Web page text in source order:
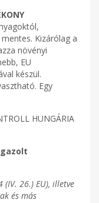
Kizárólag a
növényi
EU
készül.
Egy
HUNGÁRIA
(IV. 26.) EU), illetve
és más